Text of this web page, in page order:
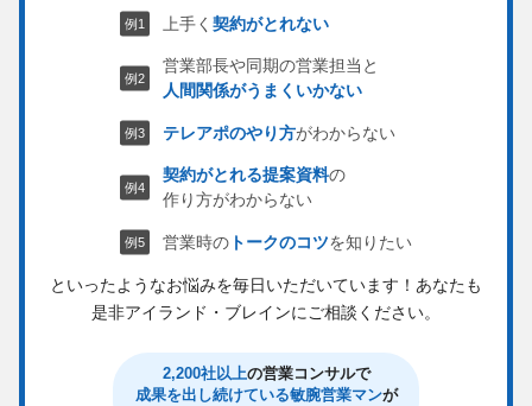
上手く契約がとれない
営業部長や同期の営業担当と
人間関係がうまくいかない
テレアポのやり方がわからない
契約がとれる提案資料の
作り方がわからない
営業時の トークのコツを知りたい
といったようなお悩みを毎日いただいています！ あなたも
是非アイランド・ブレインにご相談ください。
2,200社以上の営業コンサルで
成果を出し続けている敏腕営業マンが